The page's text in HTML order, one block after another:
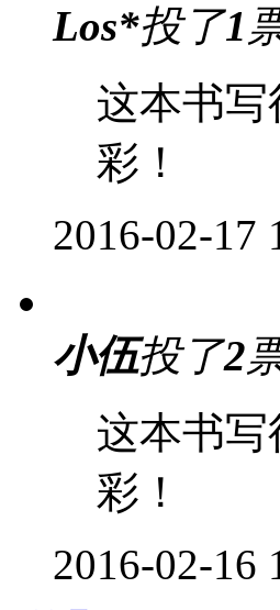
Los*投了1
这本书
彩！
2016-02-17
小伍投了2
这本书
彩！
2016-02-16